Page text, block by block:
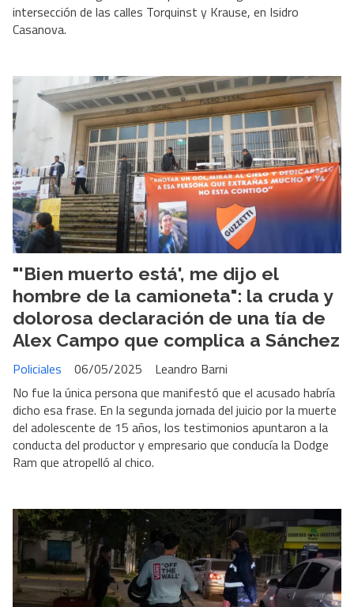
intersección de las calles Torquinst y Krause, en Isidro
Casanova.
"'Bien muerto está', me dijo el
hombre de la camioneta": la cruda y
dolorosa declaración de una tía de
Alex Campo que complica a Sánchez
Leandro Barni
Policiales
06/05/2025
No fue la única persona que manifestó que el acusado habría
dicho esa frase. En la segunda jornada del juicio por la muerte
del adolescente de 15 años, los testimonios apuntaron a la
conducta del productor y empresario que conducía la Dodge
Ram que atropelló al chico.